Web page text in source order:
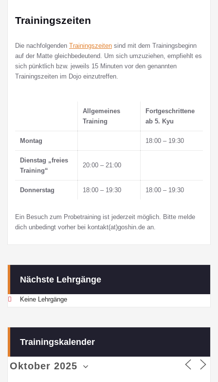
Trainingszeiten
Die nachfolgenden Trainingszeiten sind mit dem Trainingsbeginn
auf der Matte gleichbedeutend. Um sich umzuziehen, empfiehlt es
sich pünktlich bzw. jeweils 15 Minuten vor den genannten
Trainingszeiten im Dojo einzutreffen.
Allgemeines
Training
Fortgeschrittene
ab 5. Kyu
Montag 18:00 – 19:30
Dienstag „freies
Training“
20:00 – 21:00
Donnerstag 18:00 – 19:30 18:00 – 19:30
Ein Besuch zum Probetraining ist jederzeit möglich. Bitte melde
dich unbedingt vorher bei kontakt(at)goshin.de an.
Nächste Lehrgänge
Keine Lehrgänge
Trainingskalender